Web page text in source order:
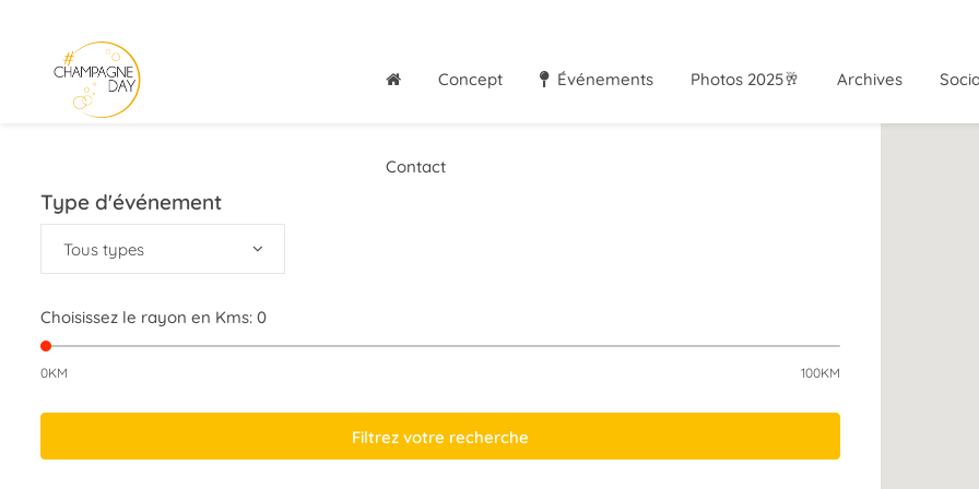
Concept Événements Photos 2025🥂 Archives
Contact
Type d'événement
Tous types
Choisissez le rayon en Kms: 0
0KM 100KM
Filtrez votre recherche